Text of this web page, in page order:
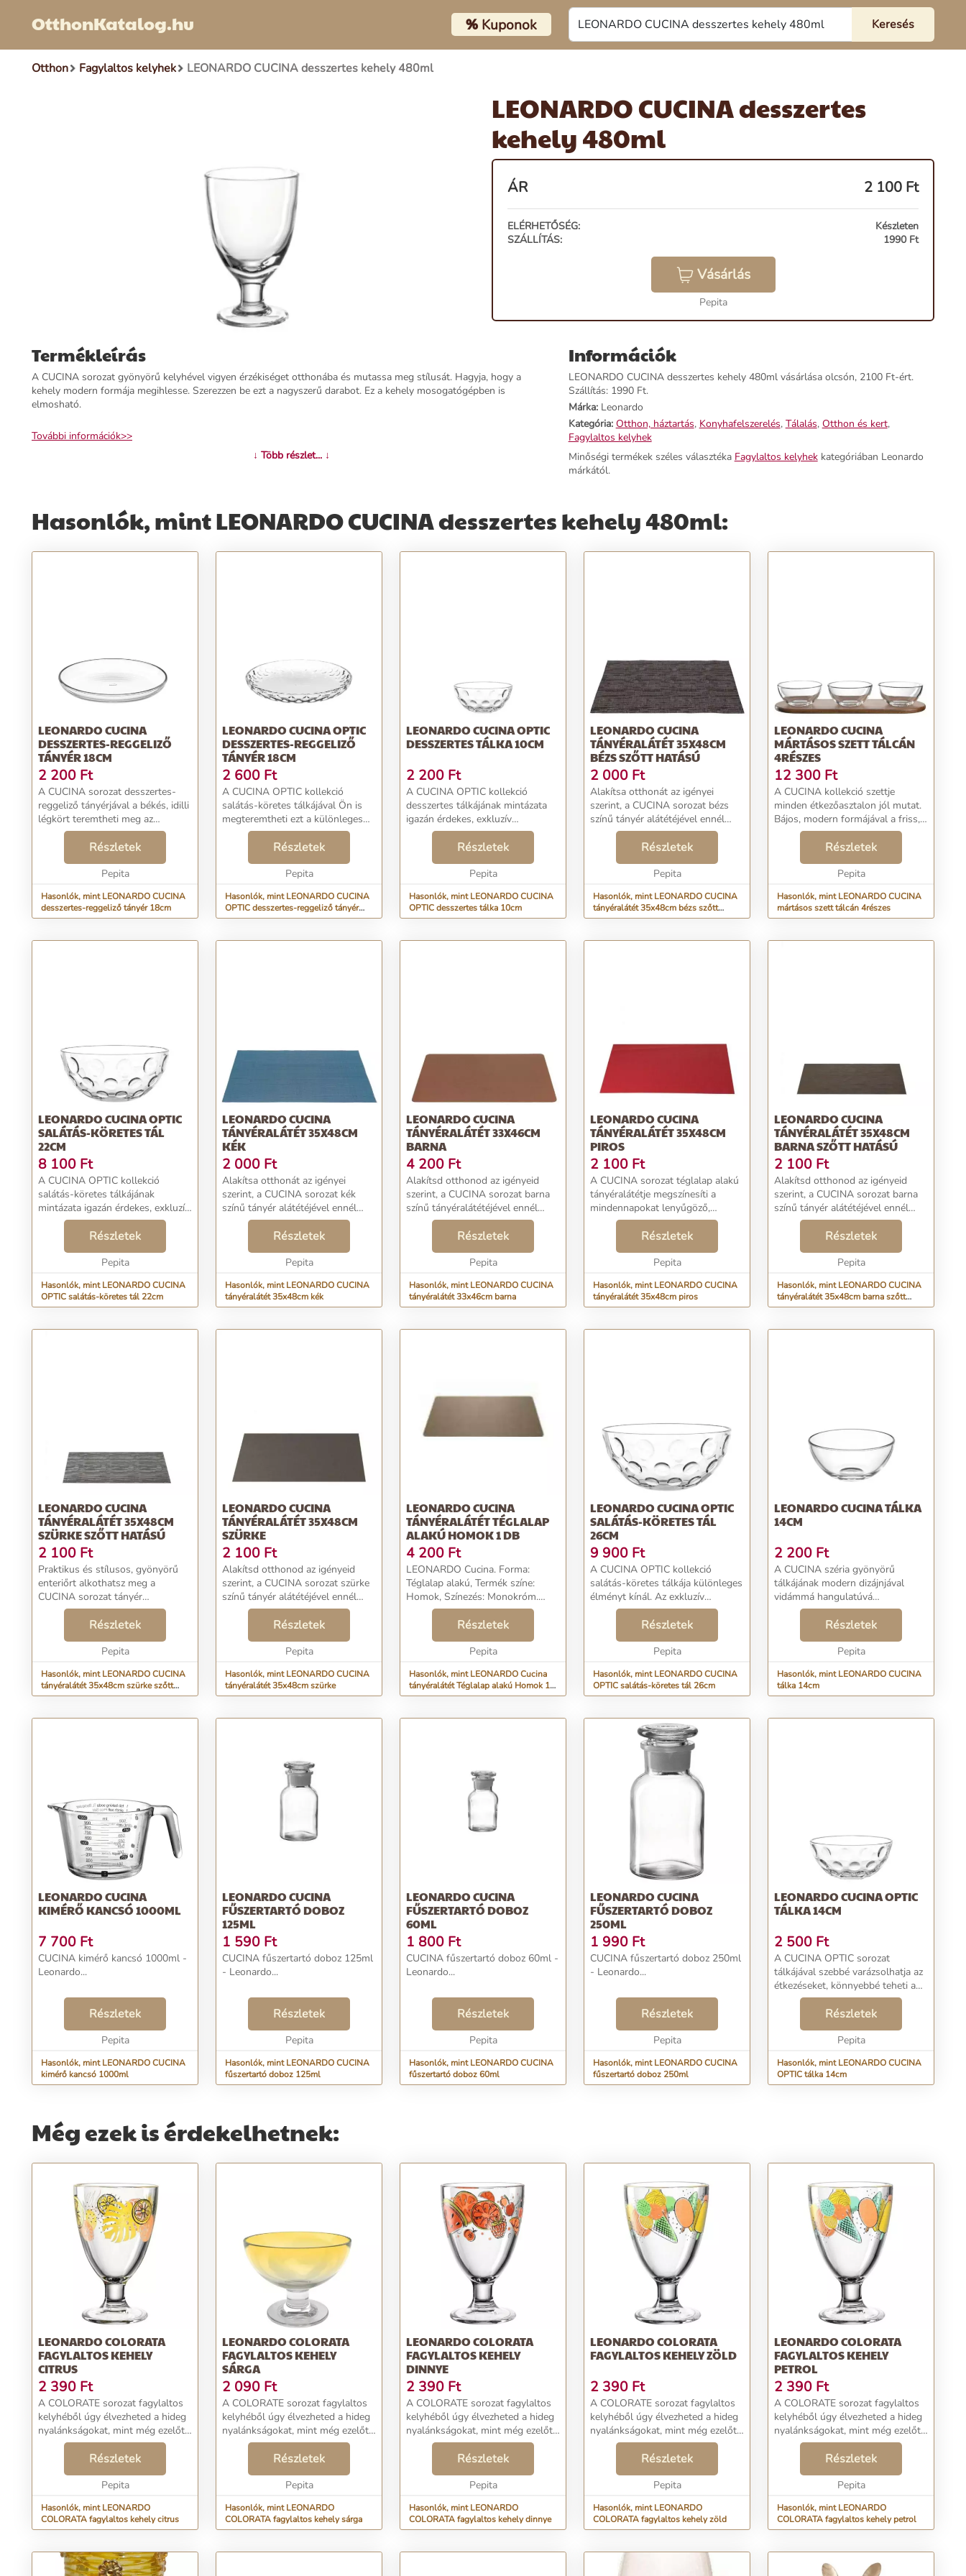
OtthonKatalog.hu %Kuponok
Otthon Fagylaltos kelyhek LEONARDO CUCINA desszertes kehely 480ml
LEONARDO CUCINA desszertes
kehely 480ml
ÁR 2 100 Ft
ELÉRHETŐSÉG:
Készleten
SZÁLLÍTÁS:
1990 Ft
Vásárlás
Pepita
Termékleírás
A CUCINA sorozat gyönyörű kelyhével vigyen érzékiséget otthonába és mutassa meg stílusát. Hagyja, hogy a
kehely modern formája megihlesse. Szerezzen be ezt a nagyszerű darabot. Ez a kehely mosogatógépben is
elmosható.
További információk>>
↓ Több részlet... ↓
Információk
LEONARDO CUCINA desszertes kehely 480ml vásárlása olcsón, 2100 Ft-ért.
Szállítás: 1990 Ft.
Márka:Leonardo
Kategória: Otthon, háztartás, Konyhafelszerelés, Tálalás, Otthon és kert,
Fagylaltos kelyhek
Minőségi termékek széles választéka Fagylaltos kelyhekkategóriában Leonardo
márkától.
Hasonlók, mint LEONARDO CUCINA desszertes kehely 480ml:
LEONARDO CUCINA
DESSZERTES-REGGELIZŐ
TÁNYÉR 18CM
2 200 Ft
A CUCINA sorozat desszertes-
reggeliző tányérjával a békés, idilli
légkört teremtheti meg az
étkezőasztalnál. Kerek formája
elbűvölő, egyedi bájjal rendelkezik.
Mindennapi használatra is
alkalmas, hisz...
Részletek
Pepita
Hasonlók, mint LEONARDO CUCINA
desszertes-reggeliző tányér 18cm
LEONARDO CUCINA OPTIC
DESSZERTES-REGGELIZŐ
TÁNYÉR 18CM
2 600 Ft
A CUCINA OPTIC kollekció
salátás-köretes tálkájával Ön is
megteremtheti ezt a különleges
hangulatot, mely során
étkezőasztala új fényben fog
ragyogni. A fényvisszaverődésnek
köszönhetően az üveg mintá...
Részletek
Pepita
Hasonlók, mint LEONARDO CUCINA
OPTIC desszertes-reggeliző tányér
18cm
LEONARDO CUCINA OPTIC
DESSZERTES TÁLKA 10CM
2 200 Ft
A CUCINA OPTIC kollekció
desszertes tálkájának mintázata
igazán érdekes, exkluzív
megjelenést biztosít.
Étkezőasztalának központi eleme
lehet a különleges fényjátékával.
A fényvisszaverődésnek köszönh...
Részletek
Pepita
Hasonlók, mint LEONARDO CUCINA
OPTIC desszertes tálka 10cm
LEONARDO CUCINA
TÁNYÉRALÁTÉT 35X48CM
BÉZS SZŐTT HATÁSÚ
2 000 Ft
Alakítsa otthonát az igényei
szerint, a CUCINA sorozat bézs
színű tányér alátétéjével ennél
semmi sem könnyebb!
Gyönyörűvé varázsolva otthonát,
csodás színe és szőtt hatású
mintája elkápráztatja a sze...
Részletek
Pepita
Hasonlók, mint LEONARDO CUCINA
tányéralátét 35x48cm bézs szőtt
hatású
LEONARDO CUCINA
MÁRTÁSOS SZETT TÁLCÁN
4RÉSZES
12 300 Ft
A CUCINA kollekció szettje
minden étkezőasztalon jól mutat.
Bájos, modern formájával a friss,
inspiráló stílust testesíti meg.
Használja minden nap ezt a kiváló
minőségű szettet. Az üveg és
Részletek
Pepita
Hasonlók, mint LEONARDO CUCINA
mártásos szett tálcán 4részes
LEONARDO CUCINA OPTIC
SALÁTÁS-KÖRETES TÁL
22CM
8 100 Ft
A CUCINA OPTIC kollekció
salátás-köretes tálkájának
mintázata igazán érdekes, exkluzív
megjelenést biztosít.
Étkezőasztalának központi eleme
lehet a különleges fényjátékával.
A fényvisszaverődésnek kö...
Részletek
Pepita
Hasonlók, mint LEONARDO CUCINA
OPTIC salátás-köretes tál 22cm
LEONARDO CUCINA
TÁNYÉRALÁTÉT 35X48CM
KÉK
2 000 Ft
Alakítsa otthonát az igényei
szerint, a CUCINA sorozat kék
színű tányér alátétéjével ennél
semmi sem könnyebb!
Gyönyörűvé varázsolva otthonát,
csodás színe elkápráztatja a
szemet. Találja meg saját st...
Részletek
Pepita
Hasonlók, mint LEONARDO CUCINA
tányéralátét 35x48cm kék
LEONARDO CUCINA
TÁNYÉRALÁTÉT 33X46CM
BARNA
4 200 Ft
Alakítsd otthonod az igényeid
szerint, a CUCINA sorozat barna
színű tányéralátétéjével ennél
semmi sem könnyebb.
Gyönyörűvé varázsolja otthonod
és csodás színe elkápráztatja a
szemet. Találd meg a saj...
Részletek
Pepita
Hasonlók, mint LEONARDO CUCINA
tányéralátét 33x46cm barna
LEONARDO CUCINA
TÁNYÉRALÁTÉT 35X48CM
PIROS
2 100 Ft
A CUCINA sorozat téglalap alakú
tányéralátétje megszínesíti a
mindennapokat lenyűgöző,
csodálatos piros színével. A
modern stílusú kiegészítő téged is
lenyűgöz majd. Tervezd meg
mindennapi életet egyé...
Részletek
Pepita
Hasonlók, mint LEONARDO CUCINA
tányéralátét 35x48cm piros
LEONARDO CUCINA
TÁNYÉRALÁTÉT 35X48CM
BARNA SZŐTT HATÁSÚ
2 100 Ft
Alakítsd otthonod az igényeid
szerint, a CUCINA sorozat barna
színű tányér alátétéjével ennél
semmi sem könnyebb!
Gyönyörűvé varázsolja otthonod.
Csodás színe és szőtt hatású
mintája elkápráztatja a s...
Részletek
Pepita
Hasonlók, mint LEONARDO CUCINA
tányéralátét 35x48cm barna szőtt
hatású
LEONARDO CUCINA
TÁNYÉRALÁTÉT 35X48CM
SZÜRKE SZŐTT HATÁSÚ
2 100 Ft
Praktikus és stílusos, gyönyörű
enteriőrt alkothatsz meg a
CUCINA sorozat tányér
alátétjével. Ez a téglalap alakú
darab elegáns szürke színével és
szőtt hatású mintájával az
étkezőasztal dísze lehet. ...
Részletek
Pepita
Hasonlók, mint LEONARDO CUCINA
tányéralátét 35x48cm szürke szőtt
hatású
LEONARDO CUCINA
TÁNYÉRALÁTÉT 35X48CM
SZÜRKE
2 100 Ft
Alakítsd otthonod az igényeid
szerint, a CUCINA sorozat szürke
színű tányér alátétéjével ennél
semmi sem könnyebb!
Gyönyörűvé varázsolva otthonod,
csodás színe elkápráztatja a
szemet. Találd meg saját...
Részletek
Pepita
Hasonlók, mint LEONARDO CUCINA
tányéralátét 35x48cm szürke
LEONARDO CUCINA
TÁNYÉRALÁTÉT TÉGLALAP
ALAKÚ HOMOK 1 DB
4 200 Ft
LEONARDO Cucina. Forma:
Téglalap alakú, Termék színe:
Homok, Színezés: Monokróm.
Szélesség: 350 mm, Hossz: 460
mm. Mennyiség csomagonként: 1
Részletek
Pepita
Hasonlók, mint LEONARDO Cucina
tányéralátét Téglalap alakú Homok 1
dB
LEONARDO CUCINA OPTIC
SALÁTÁS-KÖRETES TÁL
26CM
9 900 Ft
A CUCINA OPTIC kollekció
salátás-köretes tálkája különleges
élményt kínál. Az exkluzív
csiszolás miatt, olyan mintha a tál
mintázata háromdimenziós lenne.
Csinosítsa otthonát ezzel a
gyönyörű darabbal...
Részletek
Pepita
Hasonlók, mint LEONARDO CUCINA
OPTIC salátás-köretes tál 26cm
LEONARDO CUCINA TÁLKA
14CM
2 200 Ft
A CUCINA széria gyönyörű
tálkájának modern dizájnjával
vidámmá hangulatúvá
varázsolhatja étkezéseket.
Sokféleképpen felhasználható.
Megjelenésével az idilli vidék
hangulatát idézi meg. Szépítse
Részletek
Pepita
Hasonlók, mint LEONARDO CUCINA
tálka 14cm
LEONARDO CUCINA
KIMÉRŐ KANCSÓ 1000ML
7 700 Ft
CUCINA kimérő kancsó 1000ml -
Leonardo...
Részletek
Pepita
Hasonlók, mint LEONARDO CUCINA
kimérő kancsó 1000ml
LEONARDO CUCINA
FŰSZERTARTÓ DOBOZ
125ML
1 590 Ft
CUCINA fűszertartó doboz 125ml
- Leonardo...
Részletek
Pepita
Hasonlók, mint LEONARDO CUCINA
fűszertartó doboz 125ml
LEONARDO CUCINA
FŰSZERTARTÓ DOBOZ
60ML
1 800 Ft
CUCINA fűszertartó doboz 60ml -
Leonardo...
Részletek
Pepita
Hasonlók, mint LEONARDO CUCINA
fűszertartó doboz 60ml
LEONARDO CUCINA
FŰSZERTARTÓ DOBOZ
250ML
1 990 Ft
CUCINA fűszertartó doboz 250ml
- Leonardo...
Részletek
Pepita
Hasonlók, mint LEONARDO CUCINA
fűszertartó doboz 250ml
LEONARDO CUCINA OPTIC
TÁLKA 14CM
2 500 Ft
A CUCINA OPTIC sorozat
tálkájával szebbé varázsolhatja az
étkezéseket, könnyebbé teheti a
mindennapi életét. A
fényvisszaverődésnek
köszönhetően az üveg mintája
háromdimenziósnak hat, Ön is
Részletek
Pepita
Hasonlók, mint LEONARDO CUCINA
OPTIC tálka 14cm
Még ezek is érdekelhetnek:
LEONARDO COLORATA
FAGYLALTOS KEHELY
CITRUS
2 390 Ft
A COLORATE sorozat fagylaltos
kelyhéből úgy élvezheted a hideg
nyalánkságokat, mint még ezelőtt
soha. Ez a kerekded alakú,
dekoratív nyomattal ellátott
elegáns darab abszolút kötelező
eleme lehet otth...
Részletek
Pepita
Hasonlók, mint LEONARDO
COLORATA fagylaltos kehely citrus
LEONARDO COLORATA
FAGYLALTOS KEHELY
SÁRGA
2 090 Ft
A COLORATE sorozat fagylaltos
kelyhéből úgy élvezheted a hideg
nyalánkságokat, mint még ezelőtt
soha. Ez a kerekded alakú, elegáns
darab abszolút kötelező eleme
lehet otthonodnak. Jutalmazd
Részletek
Pepita
Hasonlók, mint LEONARDO
COLORATA fagylaltos kehely sárga
LEONARDO COLORATA
FAGYLALTOS KEHELY
DINNYE
2 390 Ft
A COLORATE sorozat fagylaltos
kelyhéből úgy élvezheted a hideg
nyalánkságokat, mint még ezelőtt
soha. Ez a kerekded alakú,
dekoratív nyomattal ellátott
elegáns darab abszolút kötelező
eleme lehet otth...
Részletek
Pepita
Hasonlók, mint LEONARDO
COLORATA fagylaltos kehely dinnye
LEONARDO COLORATA
FAGYLALTOS KEHELY ZÖLD
2 390 Ft
A COLORATE sorozat fagylaltos
kelyhéből úgy élvezheted a hideg
nyalánkságokat, mint még ezelőtt
soha. Ez a kerekded alakú,
dekoratív nyomattal ellátott
elegáns darab abszolút kötelező
eleme lehet otth...
Részletek
Pepita
Hasonlók, mint LEONARDO
COLORATA fagylaltos kehely zöld
LEONARDO COLORATA
FAGYLALTOS KEHELY
PETROL
2 390 Ft
A COLORATE sorozat fagylaltos
kelyhéből úgy élvezheted a hideg
nyalánkságokat, mint még ezelőtt
soha. Ez a kerekded alakú,
dekoratív nyomattal ellátott
elegáns darab abszolút kötelező
eleme lehet otth...
Részletek
Pepita
Hasonlók, mint LEONARDO
COLORATA fagylaltos kehely petrol